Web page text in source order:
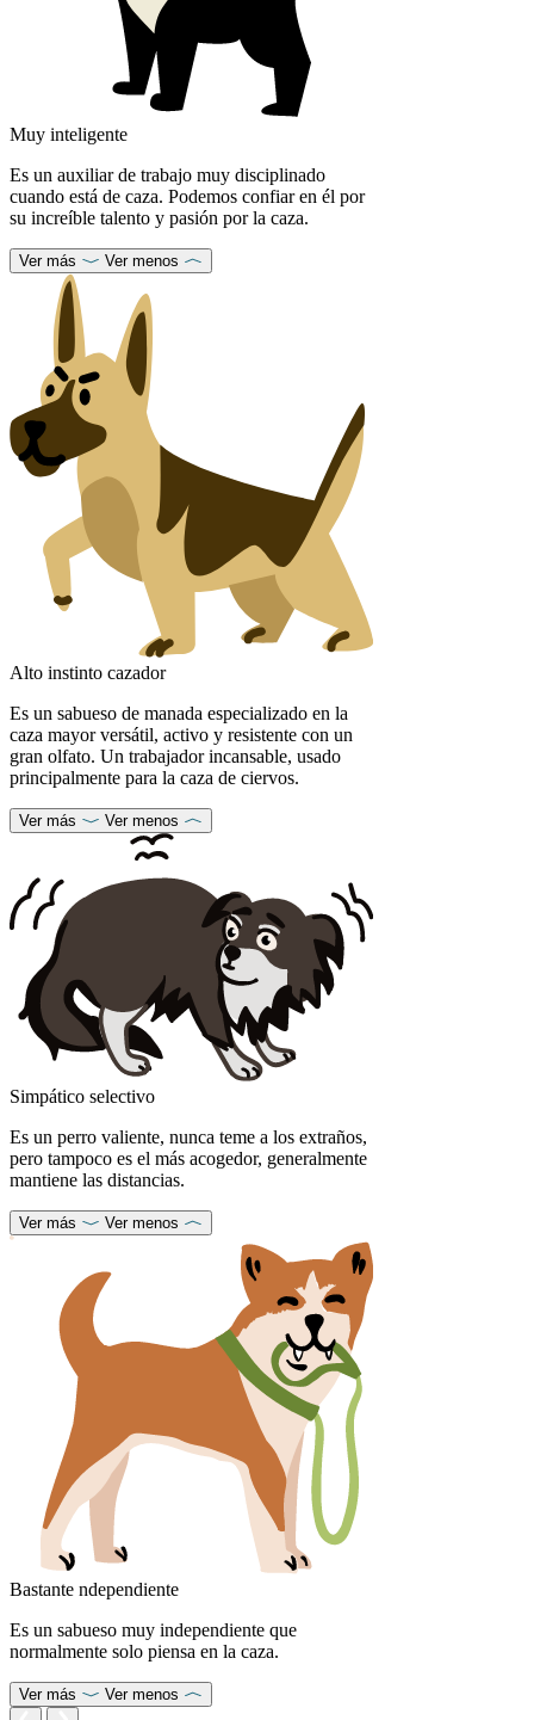
Muy inteligente
Es un auxiliar de trabajo muy disciplinado
cuando está de caza. Podemos confiar en él por
su increíble talento y pasión por la caza.
Ver más Ver menos
Alto instinto cazador
Es un sabueso de manada especializado en la
caza mayor versátil, activo y resistente con un
gran olfato. Un trabajador incansable, usado
principalmente para la caza de ciervos.
Ver más Ver menos
Simpático selectivo
Es un perro valiente, nunca teme a los extraños,
pero tampoco es el más acogedor, generalmente
mantiene las distancias.
Ver más Ver menos
Bastante ndependiente
Es un sabueso muy independiente que
normalmente solo piensa en la caza.
Ver más Ver menos